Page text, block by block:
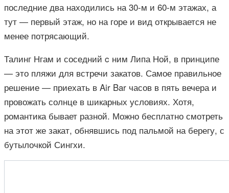
последние два находились на 30-м и 60-м этажах, а
тут — первый этаж, но на горе и вид открывается не
менее потрясающий.
Талинг Нгам и соседний c ним Липа Ной, в принципе
— это пляжи для встречи закатов. Самое правильное
решение — приехать в Air Bar часов в пять вечера и
провожать солнце в шикарных условиях. Хотя,
романтика бывает разной. Можно бесплатно смотреть
на этот же закат, обнявшись под пальмой на берегу, с
бутылочкой Сингхи.